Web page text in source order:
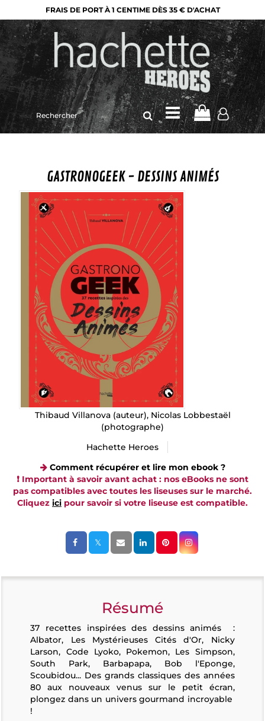
FRAIS DE PORT À 1 CENTIME DÈS 35 € D'ACHAT
Rechercher
sur
le
GASTRONOGEEK - DESSINS ANIMÉS
Thibaud Villanova(auteur), Nicolas Lobbestaël
(photographe)
Hachette Heroes
Comment récupérer et lire mon ebook ?
❗️ Important à savoir avant achat : nos eBooks ne sont
pas compatibles avec toutes les liseuses sur le marché.
Cliquez ici pour savoir si votre liseuse est compatible.
Résumé
37 recettes inspirées des dessins animés :
Albator, Les Mystérieuses Cités d'Or, Nicky
Larson, Code Lyoko, Pokemon, Les Simpson,
South Park, Barbapapa, Bob l'Eponge,
Scoubidou... Des grands classiques des années
80 aux nouveaux venus sur le petit écran,
plongez dans un univers gourmand incroyable
!